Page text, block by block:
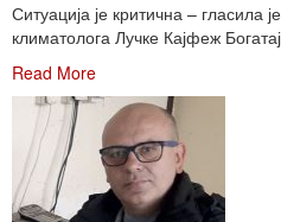
Ситуација је критична – гласила
климатолога Лучке Кајфеж
Read More